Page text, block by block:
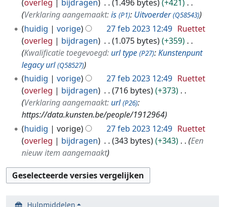
overleg
bijdragen 1.496 bytes
+421
Verklaring aangemaakt:is (P1): Uitvoerder (Q58543)
huidig vorige 27 feb 2023 12:49 Ruettet
overleg
bijdragen 1.075 bytes
+359
Kwalificatie toegevoegd: url type (P27):Kunstenpunt
legacy url (Q58527)
huidig vorige 27 feb 2023 12:49 Ruettet
overleg
bijdragen 716 bytes
+373
Verklaring aangemaakt: url (P26):
https://data.kunsten.be/people/1912964
huidig
vorige 27 feb 2023 12:49 Ruettet
overleg
bijdragen 343 bytes +343
Een
nieuw item aangemaakt
Hulpmiddelen